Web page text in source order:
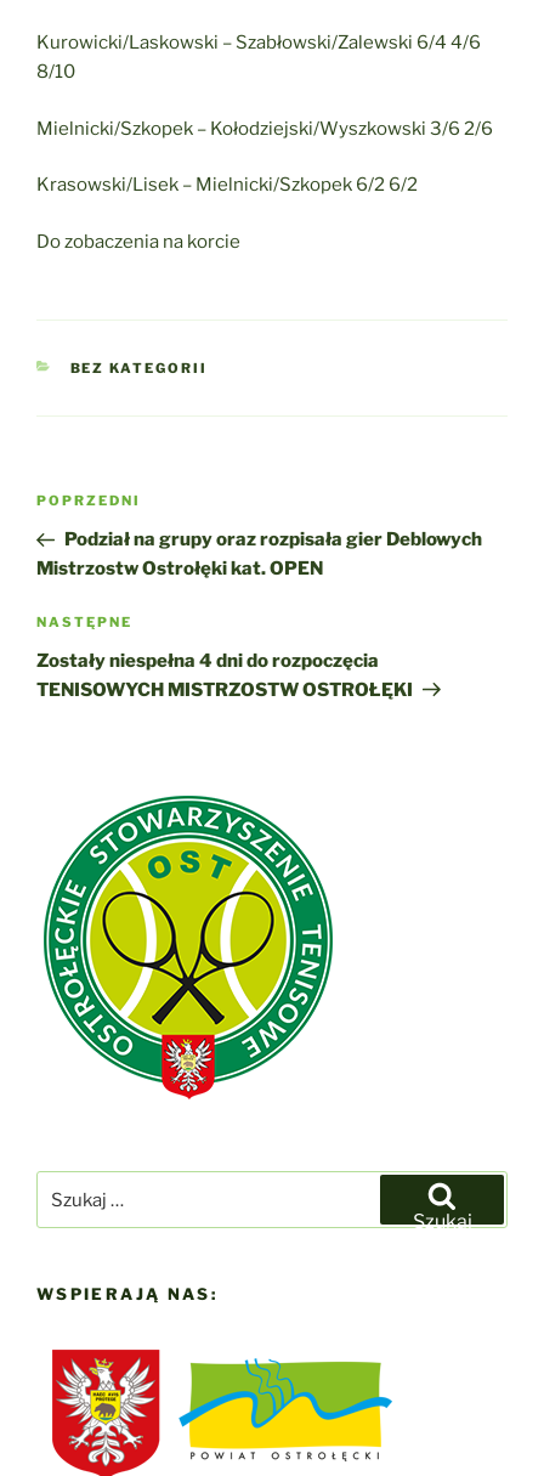
Kurowicki/Laskowski – Szabłowski/Zalewski 6/4 4/6
8/10
Mielnicki/Szkopek – Kołodziejski/Wyszkowski 3/6 2/6
Krasowski/Lisek – Mielnicki/Szkopek 6/2 6/2
Do zobaczenia na korcie
KATEGORIE
BEZ KATEGORII
Nawigacja
Poprzedni
wpis
POPRZEDNI
Podział na grupy oraz rozpisała gier Deblowych
Mistrzostw Ostrołęki kat. OPEN
Następny
wpis
NASTĘPNE
Zostały niespełna 4 dni do rozpoczęcia
TENISOWYCH MISTRZOSTW OSTROŁĘKI
Szukaj
WSPIERAJĄ NAS: